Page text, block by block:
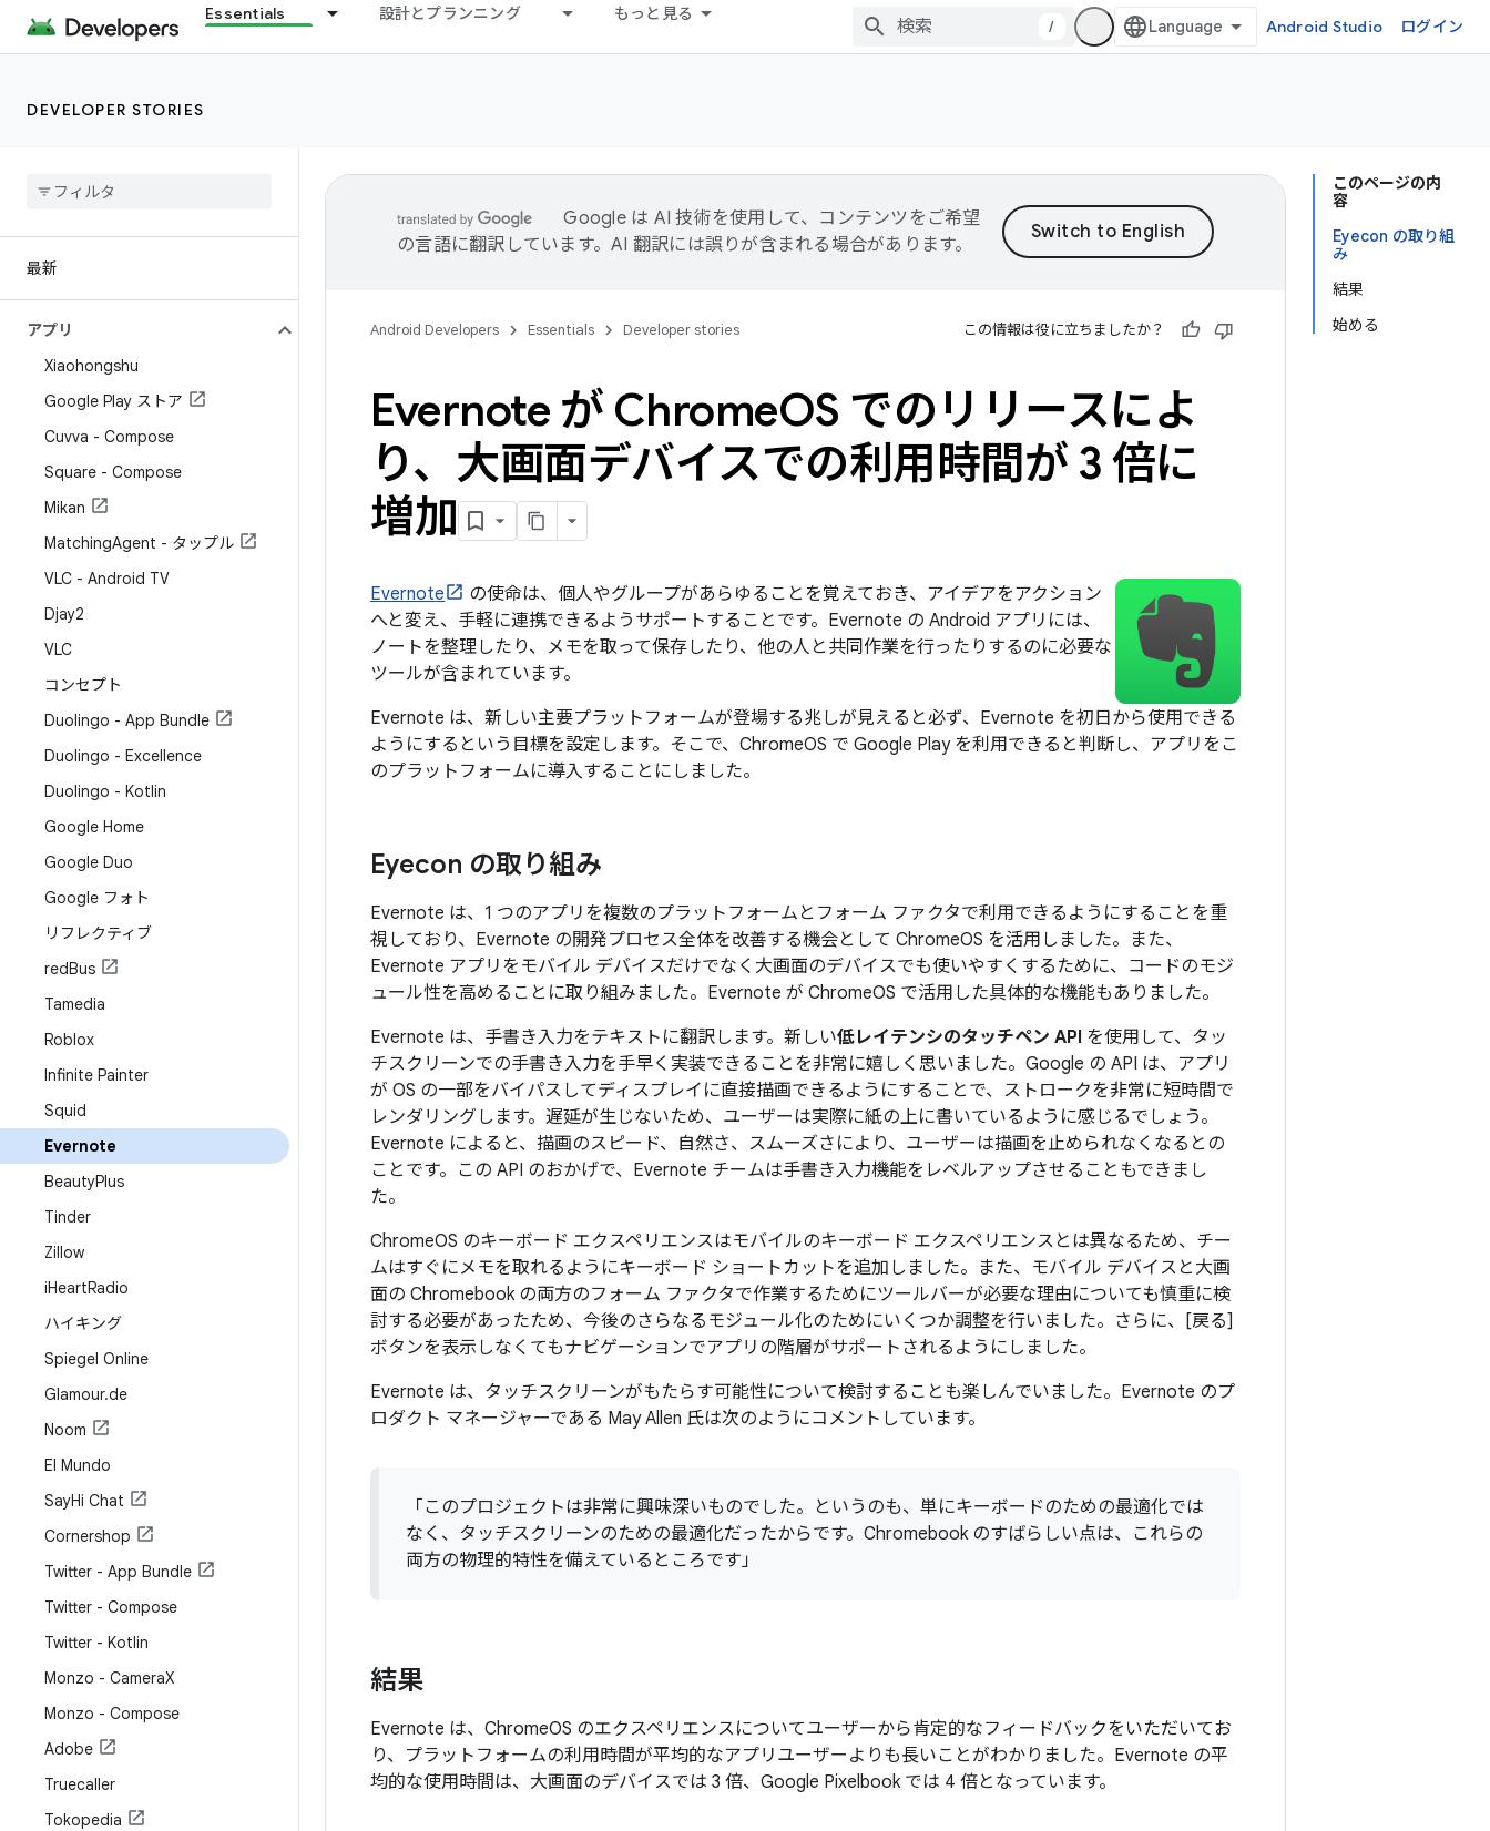
Essentials 設計とプランニング もっと見る
/ Android Studio ログイン
DEVELOPER STORIES
最新
アプリ
Xiaohongshu
Google Play ストア
Cuvva - Compose
Square - Compose
Mikan
MatchingAgent - タップル
VLC - Android TV
Djay2
VLC
コンセプト
Duolingo - App Bundle
Duolingo - Excellence
Duolingo - Kotlin
Google Home
Google Duo
Google フォト
リフレクティブ
redBus
Tamedia
Roblox
Infinite Painter
Squid
Evernote
BeautyPlus
Tinder
Zillow
iHeartRadio
ハイキング
Spiegel Online
Glamour.de
Noom
El Mundo
SayHi Chat
Cornershop
Twitter - App Bundle
Twitter - Compose
Twitter - Kotlin
Monzo - CameraX
Monzo - Compose
Adobe
Truecaller
Tokopedia
このページの内
容
Eyecon の取り組
み
結果
始める
Google は AI 技術を使用して、コンテンツをご希望
の言語に翻訳しています。AI 翻訳には誤りが含まれる場合があります。
Android Developers Essentials Developer stories この情報は役に立ちましたか？
Evernote が ChromeOS でのリリースによ
り、大画面デバイスでの利用時間が 3 倍に
増加
Evernote
の使命は、個人やグループがあらゆることを覚えておき、アイデアをアクション
へと変え、手軽に連携できるようサポートすることです。Evernote の Android アプリには、
ノートを整理したり、メモを取って保存したり、他の人と共同作業を行ったりするのに必要な
ツールが含まれています。
Evernote は、新しい主要プラットフォームが登場する兆しが見えると必ず、Evernote を初日から使用できる
ようにするという目標を設定します。そこで、ChromeOS で Google Play を利用できると判断し、アプリをこ
のプラットフォームに導入することにしました。
Eyecon の取り組み
Evernote は、1 つのアプリを複数のプラットフォームとフォーム ファクタで利用できるようにすることを重
視しており、Evernote の開発プロセス全体を改善する機会として ChromeOS を活用しました。また、
Evernote アプリをモバイル デバイスだけでなく大画面のデバイスでも使いやすくするために、コードのモジ
ュール性を高めることに取り組みました。Evernote が ChromeOS で活用した具体的な機能もありました。
Evernote は、手書き入力をテキストに翻訳します。新しい低レイテンシのタッチペン API を使用して、タッ
チスクリーンでの手書き入力を手早く実装できることを非常に嬉しく思いました。Google の API は、アプリ
が OS の一部をバイパスしてディスプレイに直接描画できるようにすることで、ストロークを非常に短時間で
レンダリングします。遅延が生じないため、ユーザーは実際に紙の上に書いているように感じるでしょう。
Evernote によると、描画のスピード、自然さ、スムーズさにより、ユーザーは描画を止められなくなるとの
ことです。この API のおかげで、Evernote チームは手書き入力機能をレベルアップさせることもできまし
た。
ChromeOS のキーボード エクスペリエンスはモバイルのキーボード エクスペリエンスとは異なるため、チー
ムはすぐにメモを取れるようにキーボード ショートカットを追加しました。また、モバイル デバイスと大画
面の Chromebook の両方のフォーム ファクタで作業するためにツールバーが必要な理由についても慎重に検
討する必要があったため、今後のさらなるモジュール化のためにいくつか調整を行いました。さらに、[戻る]
ボタンを表示しなくてもナビゲーションでアプリの階層がサポートされるようにしました。
Evernote は、タッチスクリーンがもたらす可能性について検討することも楽しんでいました。Evernote のプ
ロダクト マネージャーである May Allen 氏は次のようにコメントしています。
「このプロジェクトは非常に興味深いものでした。というのも、単にキーボードのための最適化では
なく、タッチスクリーンのための最適化だったからです。Chromebook のすばらしい点は、これらの
両方の物理的特性を備えているところです」
結果
Evernote は、ChromeOS のエクスペリエンスについてユーザーから肯定的なフィードバックをいただいてお
り、プラットフォームの利用時間が平均的なアプリユーザーよりも長いことがわかりました。Evernote の平
均的な使用時間は、大画面のデバイスでは 3 倍、Google Pixelbook では 4 倍となっています。